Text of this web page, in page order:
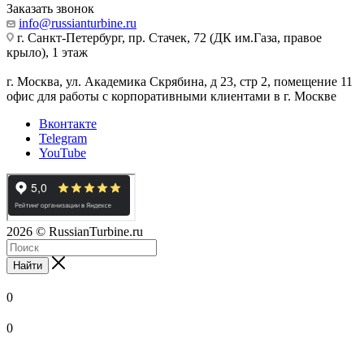
Заказать звонок
info@russianturbine.ru
г. Санкт-Петербург, пр. Стачек, 72 (ДК им.Газа, правое
крыло), 1 этаж
г. Москва, ул. Академика Скрябина, д 23, стр 2, помещение 11
офис для работы с корпоративными клиентами в г. Москве
Вконтакте
Telegram
YouTube
2026 © RussianTurbine.ru
Найти
0
0